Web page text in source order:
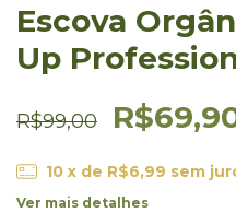
Escova
Up
R$99,00
10 x de R$6,99 sem
Ver mais detalhes